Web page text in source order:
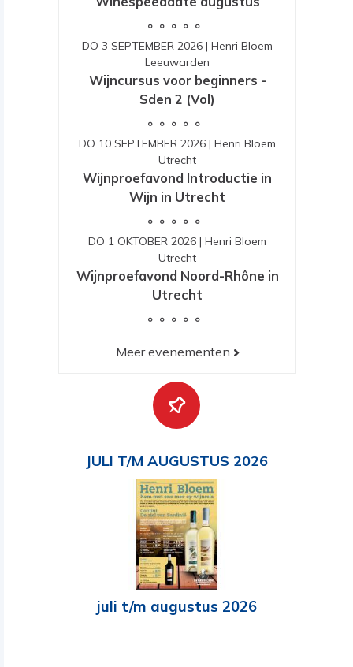
DO 3 SEPTEMBER 2026 | Henri Bloem
Leeuwarden
Wijncursus voor beginners -
Sden 2 (Vol)
DO 10 SEPTEMBER 2026 | Henri Bloem
Utrecht
Wijnproefavond Introductie in
Wijn in Utrecht
DO 1 OKTOBER 2026 | Henri Bloem
Utrecht
Wijnproefavond Noord-Rhône in
Utrecht
Meer evenementen
JULI T/M AUGUSTUS 2026
juli t/m augustus 2026